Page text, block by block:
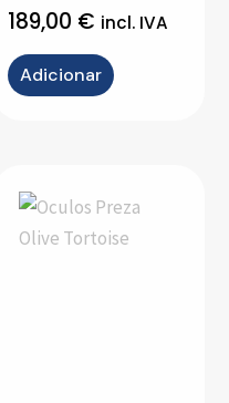
189,00 € incl. IVA
Adicionar